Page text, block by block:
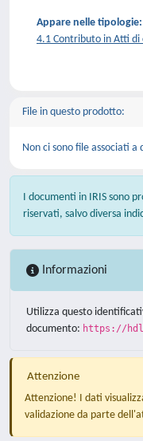
Appare nelle tipologie:
4.1 Contributo in Atti di
File in questo prodotto:
Non ci sono file associati
I documenti in IRIS sono
riservati, salvo diversa
Informazioni
Utilizza questo
documento: https://
Attenzione
Attenzione! I dati
validazione da parte